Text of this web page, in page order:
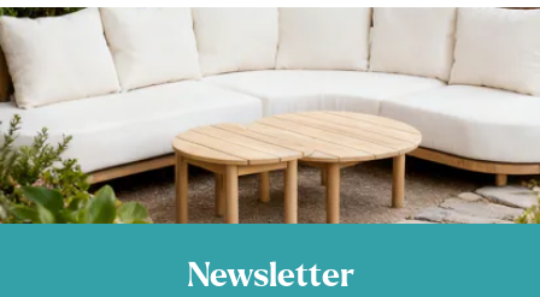
Newsletter